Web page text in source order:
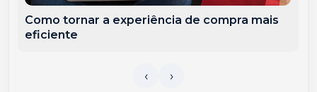
Como tornar a experiência de compra mais
eficiente